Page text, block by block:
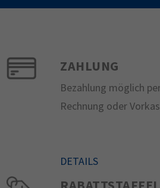
ZAHLUNG
Bezahlung möglich
Rechnung oder
DETAILS